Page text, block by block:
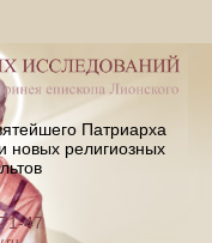
Патриарха
новых религиозных
71-47